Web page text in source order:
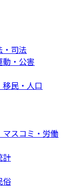
・司法
・公害
民・人口
スコミ・労働
計
俗